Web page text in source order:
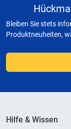
Bleiben Sie stets
Produktneuheiten,
Hilfe & Wissen